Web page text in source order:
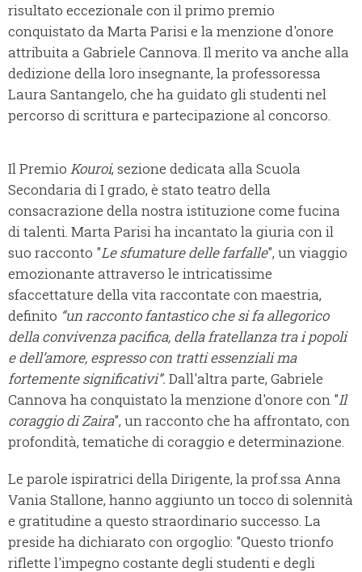
risultato eccezionale con il primo premio
conquistato da Marta Parisi e la menzione d'onore
attribuita a Gabriele Cannova. Il merito va anche alla
dedizione della loro insegnante, la professoressa
Laura Santangelo, che ha guidato gli studenti nel
percorso di scrittura e partecipazione al concorso.
Il Premio Kouroi, sezione dedicata alla Scuola
Secondaria di I grado, è stato teatro della
consacrazione della nostra istituzione come fucina
di talenti. Marta Parisi ha incantato la giuria con il
suo racconto "Le sfumature delle farfalle", un viaggio
emozionante attraverso le intricatissime
sfaccettature della vita raccontate con maestria,
definito “un racconto fantastico che si fa allegorico
della convivenza pacifica, della fratellanza tra i popoli
e dell’amore, espresso con tratti essenziali ma
fortemente significativi”. Dall'altra parte, Gabriele
Cannova ha conquistato la menzione d'onore con "Il
coraggio di Zaira", un racconto che ha affrontato, con
profondità, tematiche di coraggio e determinazione.
Le parole ispiratrici della Dirigente, la prof.ssa Anna
Vania Stallone, hanno aggiunto un tocco di solennità
e gratitudine a questo straordinario successo. La
preside ha dichiarato con orgoglio: "Questo trionfo
riflette l'impegno costante degli studenti e degli